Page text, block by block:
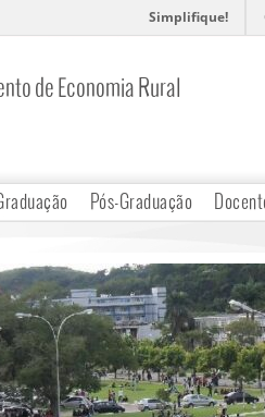
Simplifique!
de Economia Rural
Pós-Graduação